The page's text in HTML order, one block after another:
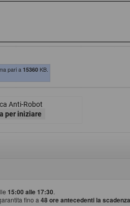
pari a15360KB.
Anti-Robot
per iniziare
15:00 alle 17:30.
fino a 48 ore antecedenti la